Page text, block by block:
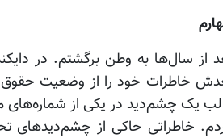
از سال‌ها به وطن برگشتم. در
خاطرات خود را از وضعیت حقوق
یک چشم‌دید در یکی از
خاطراتی حاکی از چشم‌دیدهای